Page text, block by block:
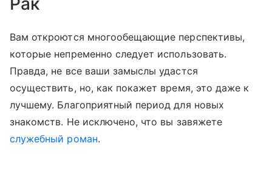
Вам откроются многообещающие перспективы,
которые непременно следует использовать.
Правда, не все ваши замыслы удастся
осуществить, но, как покажет время, это даже к
лучшему. Благоприятный период для новых
знакомств. Не исключено, что вы завяжете
служебный роман.